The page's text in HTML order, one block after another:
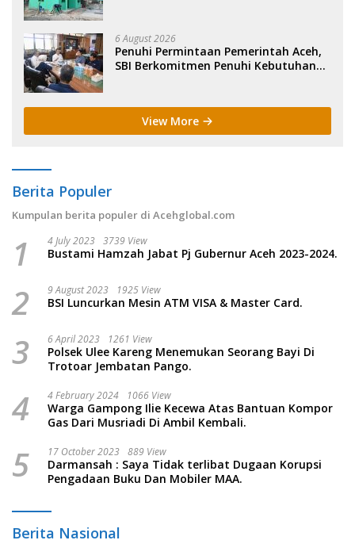
6 August 2026
Penuhi Permintaan Pemerintah Aceh,
SBI Berkomitmen Penuhi Kebutuhan
View More
Berita Populer
Kumpulan berita populer di Acehglobal.com
1 4 July 2023 3739 View
Bustami Hamzah Jabat Pj Gubernur Aceh 2023-2024.
2 9 August 2023 1925 View
BSI Luncurkan Mesin ATM VISA & Master Card.
3 6 April 2023 1261 View
Polsek Ulee Kareng Menemukan Seorang Bayi Di
Trotoar Jembatan Pango.
4 4 February 2024 1066 View
Warga Gampong Ilie Kecewa Atas Bantuan Kompor
Gas Dari Musriadi Di Ambil Kembali.
5 17 October 2023 889 View
Darmansah : Saya Tidak terlibat Dugaan Korupsi
Pengadaan Buku Dan Mobiler MAA.
Berita Nasional